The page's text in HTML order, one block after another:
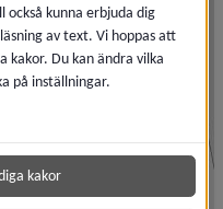
kunna erbjuda dig
av text. Vi hoppas att
kakor. Du kan ändra vilka
på inställningar.
kakor